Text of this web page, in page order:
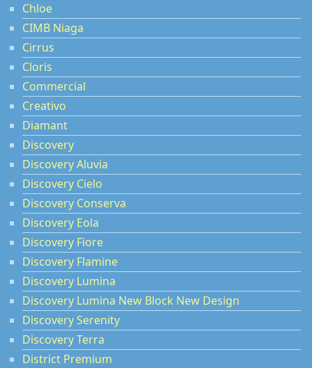
Chloe
CIMB Niaga
Cirrus
Cloris
Commercial
Creativo
Diamant
Discovery
Discovery Aluvia
Discovery Cielo
Discovery Conserva
Discovery Eola
Discovery Fiore
Discovery Flamine
Discovery Lumina
Discovery Lumina New Block New Design
Discovery Serenity
Discovery Terra
District Premium